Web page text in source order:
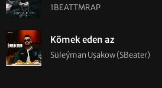
1BEATTMRAP
Kömek eden az
Süleýman Uşakow (SBeater)